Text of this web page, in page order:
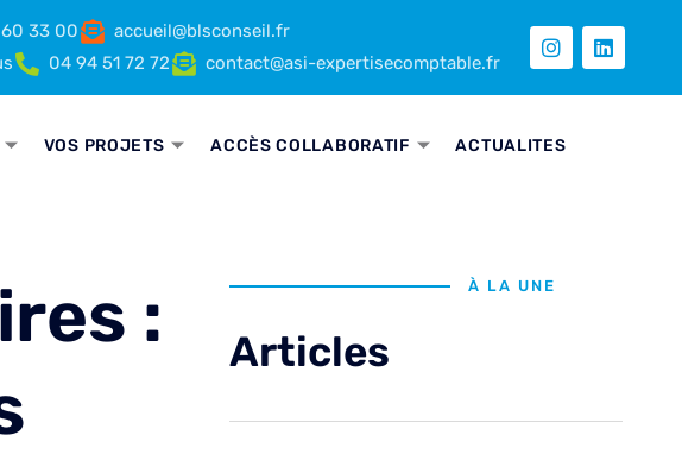
33 00
accueil@blsconseil.fr
04 94 51 72 72 contact@asi-expertisecomptable.fr
VOS PROJETS ACCÈS COLLABORATIF
ACTUALITES
:
À LA UNE
Articles